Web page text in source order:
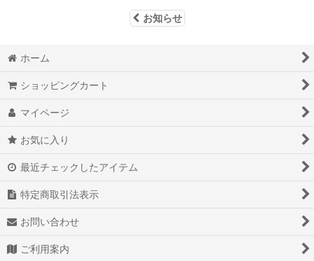
お知らせ
ホーム
ショッピングカート
マイページ
お気に入り
最近チェックしたアイテム
特定商取引法表示
お問い合わせ
ご利用案内